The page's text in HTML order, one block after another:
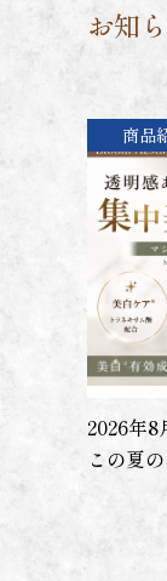
お知
商品
2026年8
この夏